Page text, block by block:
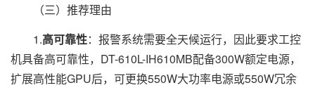
（三）推荐理由
1.高可靠性：报警系统需要全天候运行，因此要求工控
机具备高可靠性，DT-610L-IH610MB配备300W额定电源，
扩展高性能GPU后，可更换550W大功率电源或550W冗余